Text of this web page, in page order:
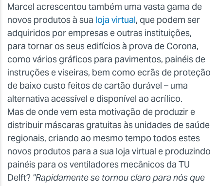
Marcel acrescentou também uma vasta gama de
novos produtos à sua loja virtual, que podem ser
adquiridos por empresas e outras instituições,
para tornar os seus edifícios à prova de Corona,
como vários gráficos para pavimentos, painéis de
instruções e viseiras, bem como ecrãs de proteção
de baixo custo feitos de cartão durável – uma
alternativa acessível e disponível ao acrílico.
Mas de onde vem esta motivação de produzir e
distribuir máscaras gratuitas às unidades de saúde
regionais, criando ao mesmo tempo todos estes
novos produtos para a sua loja virtual e produzindo
painéis para os ventiladores mecânicos da TU
Delft? "Rapidamente se tornou claro para nós que